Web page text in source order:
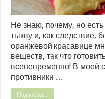
Не знаю, почему, но
тыкву и, как следствие,
оранжевой красавице
веществ, так что
всенепременно! В моей
противники …
Подробнее...